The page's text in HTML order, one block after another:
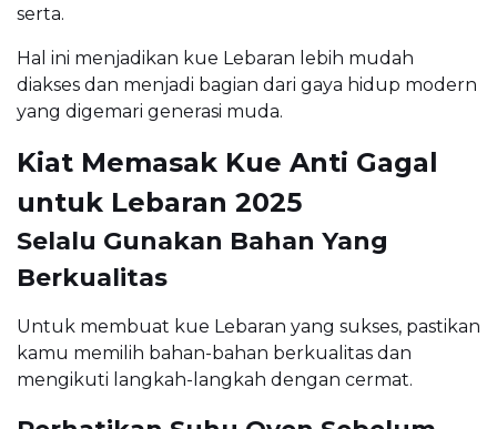
serta.
Hal ini menjadikan kue Lebaran lebih mudah
diakses dan menjadi bagian dari gaya hidup modern
yang digemari generasi muda.
Kiat Memasak Kue Anti Gagal
untuk Lebaran 2025
Selalu Gunakan Bahan Yang
Berkualitas
Untuk membuat kue Lebaran yang sukses, pastikan
kamu memilih bahan-bahan berkualitas dan
mengikuti langkah-langkah dengan cermat.